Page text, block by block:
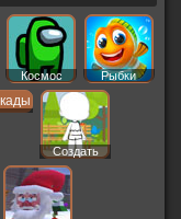
Космос Рыбки
Создать
Пер